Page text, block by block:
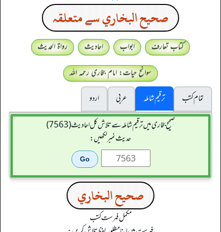
صحيح البخاري سے متعلقہ
کتاب تعارف ابواب احادیث
رواۃ الحدیث
سوانح حیات: امام بخاری رحمہ اللہ
تمام کتب
ترقیم شاملہ عربی
اردو
صحیح بخاری میں ترقیم شاملہ سے تلاش کل احادیث (7563)
حدیث نمبر لکھیں:
صحيح البخاري
مکمل فہرست کتب